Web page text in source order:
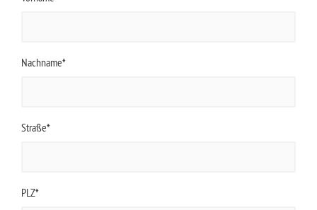
Nachname*
Straße*
PLZ*